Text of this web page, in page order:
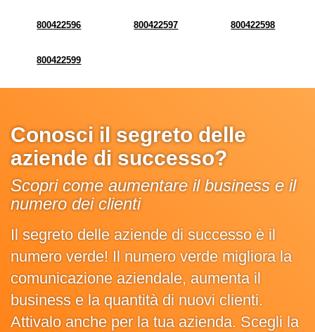
800422596 800422597 800422598
800422599
Conosci il segreto delle
aziende di successo?
Scopri come aumentare il business e il
numero dei clienti
Il segreto delle aziende di successo è il
numero verde! Il numero verde migliora la
comunicazione aziendale, aumenta il
business e la quantità di nuovi clienti.
Attivalo anche per la tua azienda. Scegli la